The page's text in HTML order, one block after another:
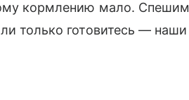
кормлению мало. Спешим
только готовитесь — наши